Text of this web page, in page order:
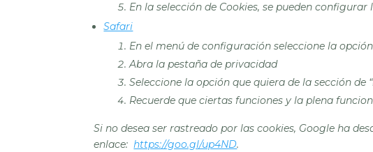
En la selección de Cookies, se pueden configurar
Safari
En el menú de configuración seleccione la opción
Abra la pestaña de privacidad
Seleccione la opción que quiera de la sección de
Recuerde que ciertas funciones y la plena
Si no desea ser rastreado por las cookies, Google ha
enlace:https://goo.gl/up4ND.